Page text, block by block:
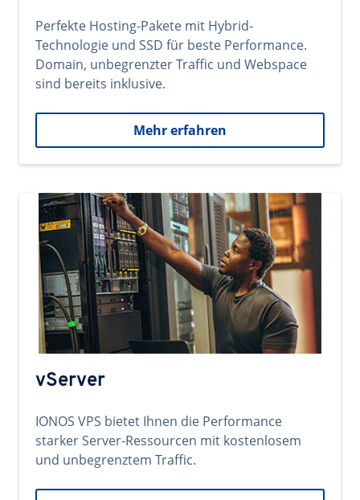
Perfekte Hosting-Pakete mit Hybrid-
Technologie und SSD für beste Performance.
Domain, unbegrenzter Traffic und Webspace
sind bereits inklusive.
Mehr erfahren
vServer
IONOS VPS bietet Ihnen die Performance
starker Server-Ressourcen mit kostenlosem
und unbegrenztem Traffic.